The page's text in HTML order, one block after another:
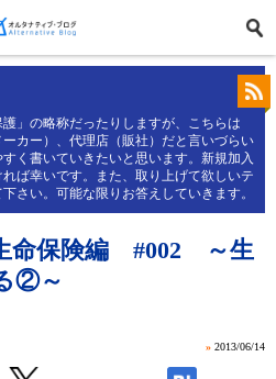
護」の略称だったりしますが、こちらは
ーカー）、代理店（販社）だと言いづらい
く書いていきたいと思います。新規加入
ば幸いです。また、取り上げて欲しいテ
さい。可能な限りお答えしていきます。
命保険編 #002 ～生
②～
» 2013/06/14